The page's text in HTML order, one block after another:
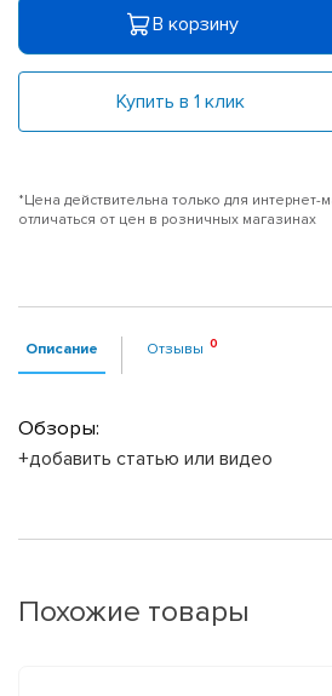
В корзину
Купить в 1 клик
*Цена действительна только для интернет-
отличаться от цен в розничных магазинах
Описание Отзывы
Обзоры:
+добавить статью или видео
Похожие товары